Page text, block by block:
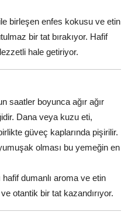
birleşen enfes kokusu ve etin
bir tat bırakıyor. Hafif
hale getiriyor.
saatler boyunca ağır ağır
Dana veya kuzu eti,
güveç kaplarında pişirilir.
olması bu yemeğin en
hafif dumanlı aroma ve etin
otantik bir tat kazandırıyor.